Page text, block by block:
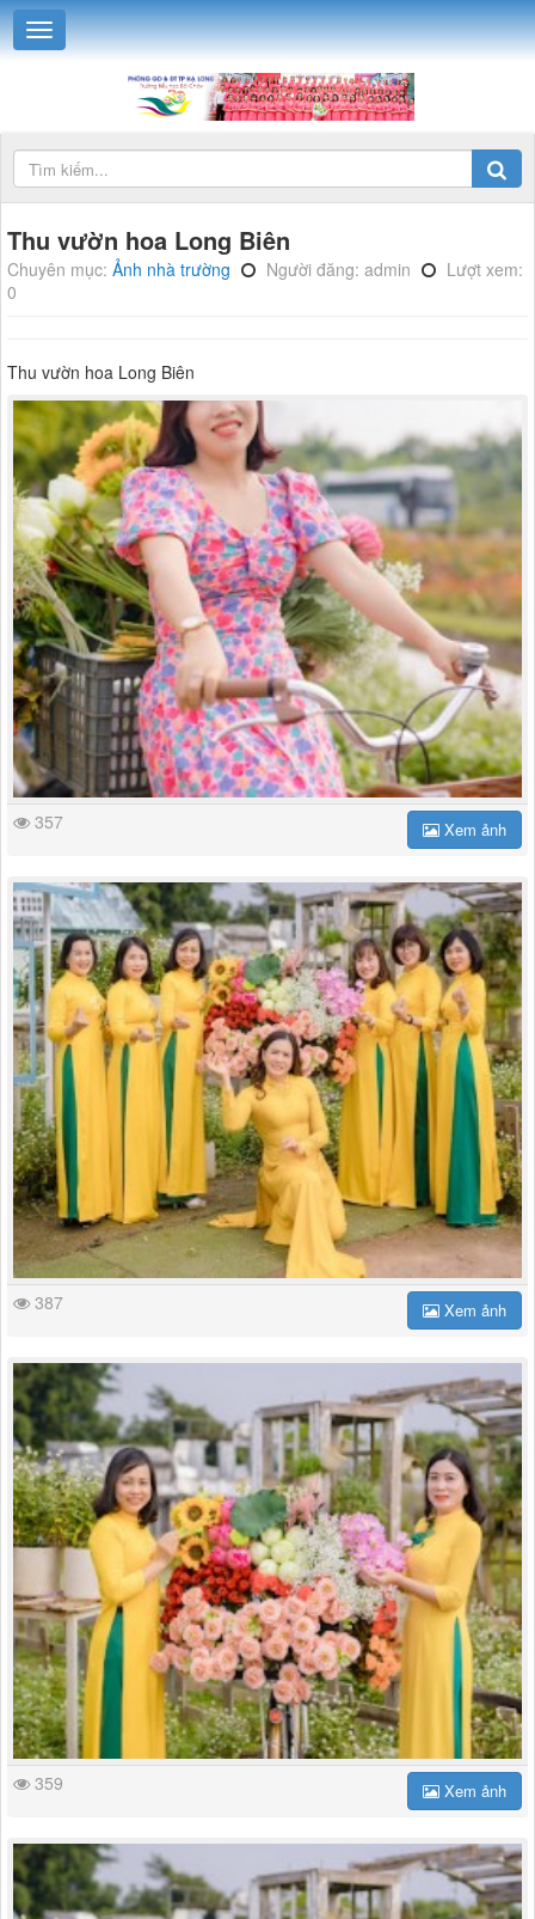
Thu vườn hoa Long Biên
Chuyên mục: Ảnh nhà trường Người đăng: admin
Lượt xem:
0
Thu vườn hoa Long Biên
357 Xem ảnh
387 Xem ảnh
359 Xem ảnh